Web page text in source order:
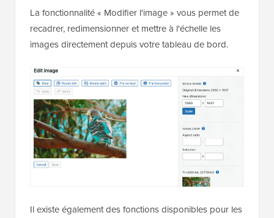
La fonctionnalité « Modifier l'image » vous permet de
recadrer, redimensionner et mettre à l'échelle les
images directement depuis votre tableau de bord.
Il existe également des fonctions disponibles pour les